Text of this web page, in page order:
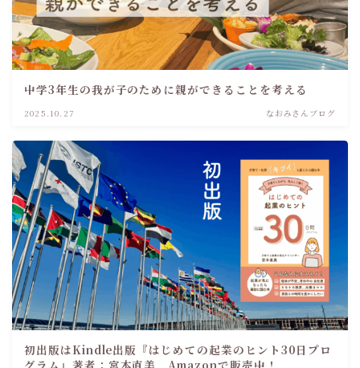
中学3年生の我が子のために親ができることを考える
2025.10.27 なおみさんブログ
初出版はKindle出版『はじめての起業のヒント30日プロ
グラム』著者：宮本直美 Amazonで販売中！